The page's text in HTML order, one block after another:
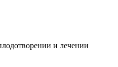
и лечении